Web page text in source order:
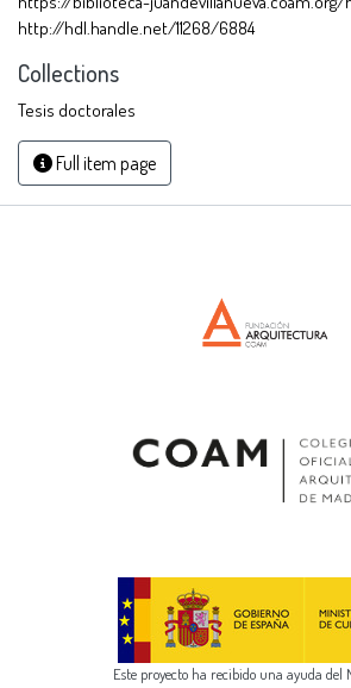
http://hdl.handle.net/11268/6884
Collections
Tesis doctorales
Full item page
Este proyecto ha recibido una ayuda del